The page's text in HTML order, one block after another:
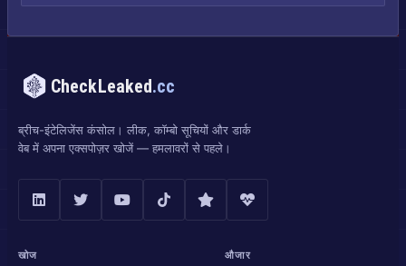
CheckLeaked.cc
ब्रीच-इंटेलिजेंस कंसोल। लीक, कॉम्बो सूचियों और डार्क
वेब में अपना एक्सपोज़र खोजें — हमलावरों से पहले।
खोज औजार